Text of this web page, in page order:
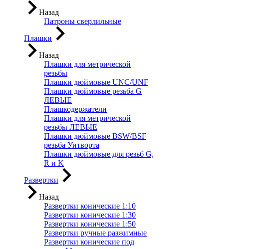
Назад
Патроны сверлильные
Плашки
Назад
Плашки для метрической
резьбы
Плашки дюймовые UNC/UNF
Плашки дюймовые резьба G
ЛЕВЫЕ
Плашкодержатели
Плашки для метрической
резьбы ЛЕВЫЕ
Плашки дюймовые BSW/BSF
резьба Уитворта
Плашки дюймовые для резьб G,
R и K
Развертки
Назад
Развертки конические 1:10
Развертки конические 1:30
Развертки конические 1:50
Развертки ручные разжимные
Развертки конические под